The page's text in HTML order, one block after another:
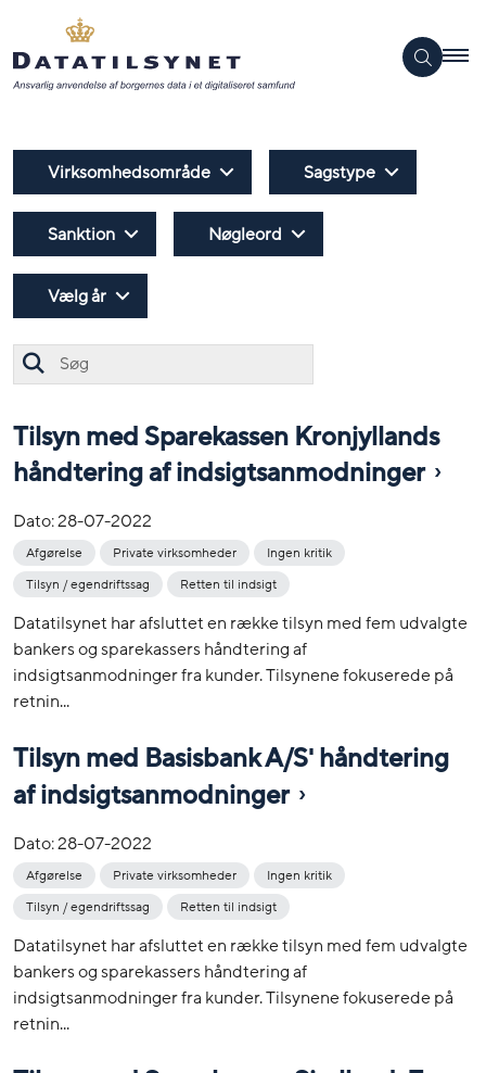
Virksomhedsområde Sagstype
Sanktion Nøgleord
Vælg år
Tilsyn med Sparekassen Kronjyllands
håndtering af indsigtsanmodninger
Dato:28-07-2022
Afgørelse Private virksomheder
Ingen kritik
Tilsyn / egendriftssag
Retten til indsigt
Datatilsynet har afsluttet en række tilsyn med fem udvalgte
bankers og sparekassers håndtering af
indsigtsanmodninger fra kunder. Tilsynene fokuserede på
retnin...
Tilsyn med Basisbank A/S' håndtering
af indsigtsanmodninger
Dato:28-07-2022
Afgørelse Private virksomheder
Ingen kritik
Tilsyn / egendriftssag
Retten til indsigt
Datatilsynet har afsluttet en række tilsyn med fem udvalgte
bankers og sparekassers håndtering af
indsigtsanmodninger fra kunder. Tilsynene fokuserede på
retnin...